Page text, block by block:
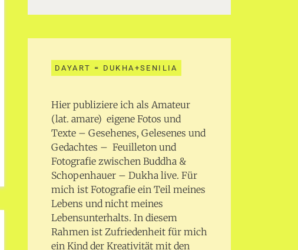
DAYART = DUKHA+SENILIA
Hier publiziere ich als Amateur
(lat. amare) eigene Fotos und
Texte – Gesehenes, Gelesenes und
Gedachtes – Feuilleton und
Fotografie zwischen Buddha &
Schopenhauer – Dukha live. Für
mich ist Fotografie ein Teil meines
Lebens und nicht meines
Lebensunterhalts. In diesem
Rahmen ist Zufriedenheit für mich
ein Kind der Kreativität mit den